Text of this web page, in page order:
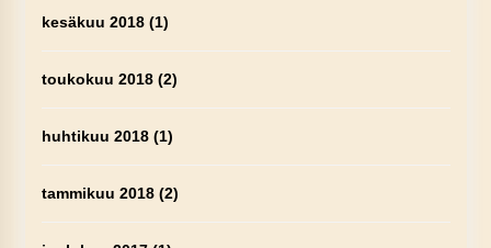
kesäkuu 2018(1)
toukokuu 2018(2)
huhtikuu 2018(1)
tammikuu 2018(2)